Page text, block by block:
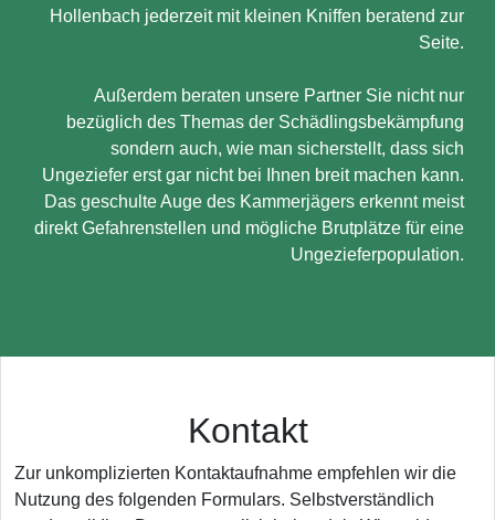
Hollenbach jederzeit mit kleinen Kniffen beratend zur
Seite.
Außerdem beraten unsere Partner Sie nicht nur
bezüglich des Themas der Schädlingsbekämpfung
sondern auch, wie man sicherstellt, dass sich
Ungeziefer erst gar nicht bei Ihnen breit machen kann.
Das geschulte Auge des Kammerjägers erkennt meist
direkt Gefahrenstellen und mögliche Brutplätze für eine
Ungezieferpopulation.
Kontakt
Zur unkomplizierten Kontaktaufnahme empfehlen wir die
Nutzung des folgenden Formulars. Selbstverständlich